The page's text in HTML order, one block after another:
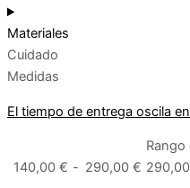
Materiales
Cuidado
Medidas
El tiempo de entrega oscila
140,00 € - 290,00 €